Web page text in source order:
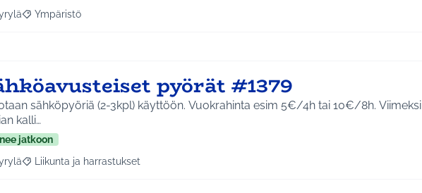
tulokset aihepiirin mukaan: Hyrylä
Rajaa tulokset teeman mukaan: Ympäristö
Ympäristö
pyörät #1379
sähköpyöriä (2-3kpl) käyttöön. Vuokrahinta esim 5€/4h tai 10€/8h. Viimeksi
kalli…
jatkoon
tulokset aihepiirin mukaan: Hyrylä
Rajaa tulokset teeman mukaan: Liikunta ja harrastukset
Liikunta ja harrastukset